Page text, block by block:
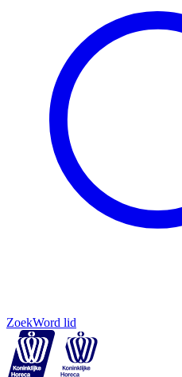
ZoekWord lid